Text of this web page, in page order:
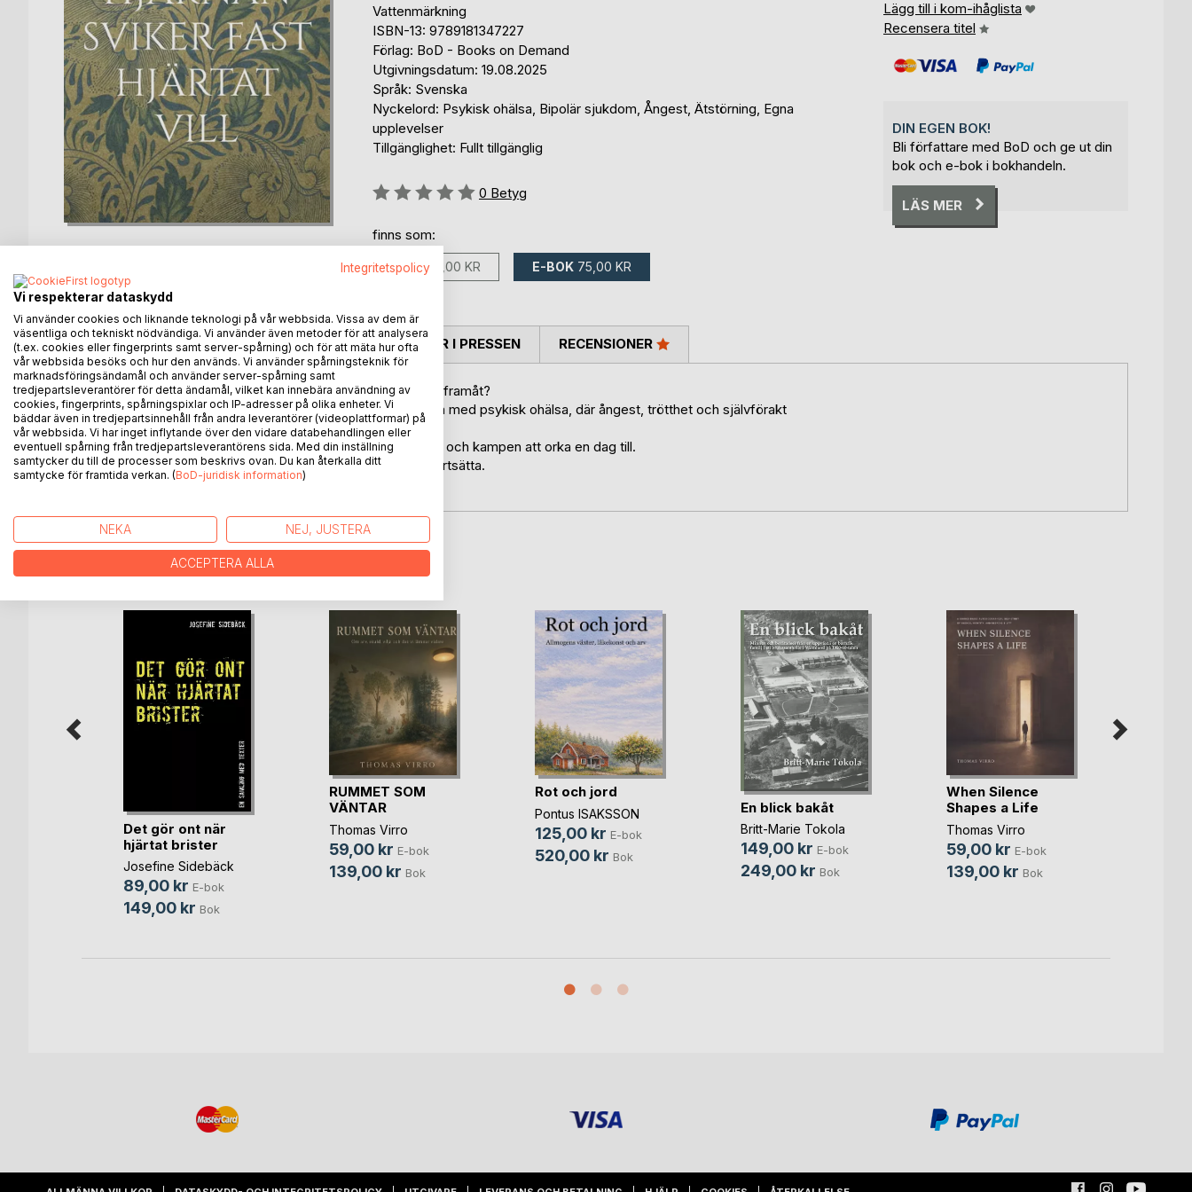
Vattenmärkning
ISBN-13: 9789181347227
Förlag: BoD - Books on Demand
Utgivningsdatum: 19.08.2025
Språk: Svenska
Nyckelord: Psykisk ohälsa, Bipolär sjukdom, Ångest, Ätstörning, Egna
upplevelser
Tillgänglighet: Fullt tillgänglig
Betyg::
0 Betyg
finns som:
BOK 105,00 KR E-BOK 75,00 KR
Lägg till i kom-ihåglista
Recensera titel
DIN EGEN BOK!
Bli författare med BoD och ge ut din
bok och e-bok i bokhandeln.
LÄS MER
BESKRIVNING
Hur fortsätter man när hjärnan säger stopp men hjärtat vill framåt?
I denna bok delar Mira Grofelt sina erfarenheter av att leva med psykisk ohälsa, där ångest, trötthet och självförakt
ständigt kämpar om utrymmet.
Hon skriver rakt och utan filter om skammen, ensamheten och kampen att orka en dag till.
Men också om det som ger mening, styrka och vilja att fortsätta.
En berättelse som berör och stannar kvar länge.
FÖRFATTARE KOMMENTARER I PRESSEN RECENSIONER
ANDRA TITLAR HOSBoD
Det gör ont när
hjärtat brister
Josefine Sidebäck
89,00 kr E-bok
149,00 kr Bok
RUMMET SOM
VÄNTAR
Thomas Virro
59,00 kr E-bok
139,00 kr Bok
Rot och jord
Pontus ISAKSSON
125,00 kr E-bok
520,00 kr Bok
En blick bakåt
Britt-Marie Tokola
149,00 kr E-bok
249,00 kr Bok
When Silence
Shapes a Life
Thomas Virro
59,00 kr E-bok
139,00 kr Bok
Integritetspolicy
Vi respekterar dataskydd
Vi använder cookies och liknande teknologi på vår webbsida. Vissa av dem är
väsentliga och tekniskt nödvändiga. Vi använder även metoder för att analysera
(t.ex. cookies eller fingerprints samt server-spårning) och för att mäta hur ofta
vår webbsida besöks och hur den används. Vi använder spårningsteknik för
marknadsföringsändamål och använder server-spårning samt
tredjepartsleverantörer för detta ändamål, vilket kan innebära användning av
cookies, fingerprints, spårningspixlar och IP-adresser på olika enheter. Vi
bäddar även in tredjepartsinnehåll från andra leverantörer (videoplattformar) på
vår webbsida. Vi har inget inflytande över den vidare databehandlingen eller
eventuell spårning från tredjepartsleverantörens sida. Med din inställning
samtycker du till de processer som beskrivs ovan. Du kan återkalla ditt
samtycke för framtida verkan. (BoD-juridisk information)
NEKA NEJ, JUSTERA
ACCEPTERA ALLA